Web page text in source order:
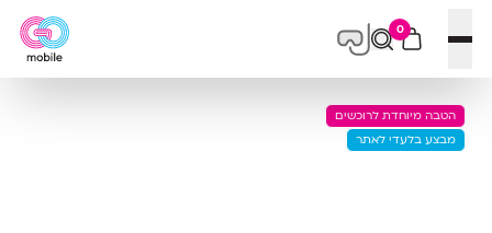
פתח תפריט
0
הטבה מיוחדת לרוכשים
מבצע בלעדי לאתר